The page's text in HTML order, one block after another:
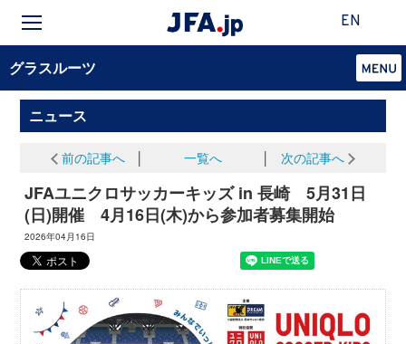
EN
グラスルーツ
ニュース
前の記事へ 一覧へ 次の記事へ
JFAユニクロサッカーキッズ in 長崎 5月31日
(日)開催 4月16日(木)から参加者募集開始
2026年04月16日